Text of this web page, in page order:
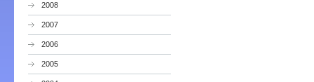
2008
2007
2006
2005